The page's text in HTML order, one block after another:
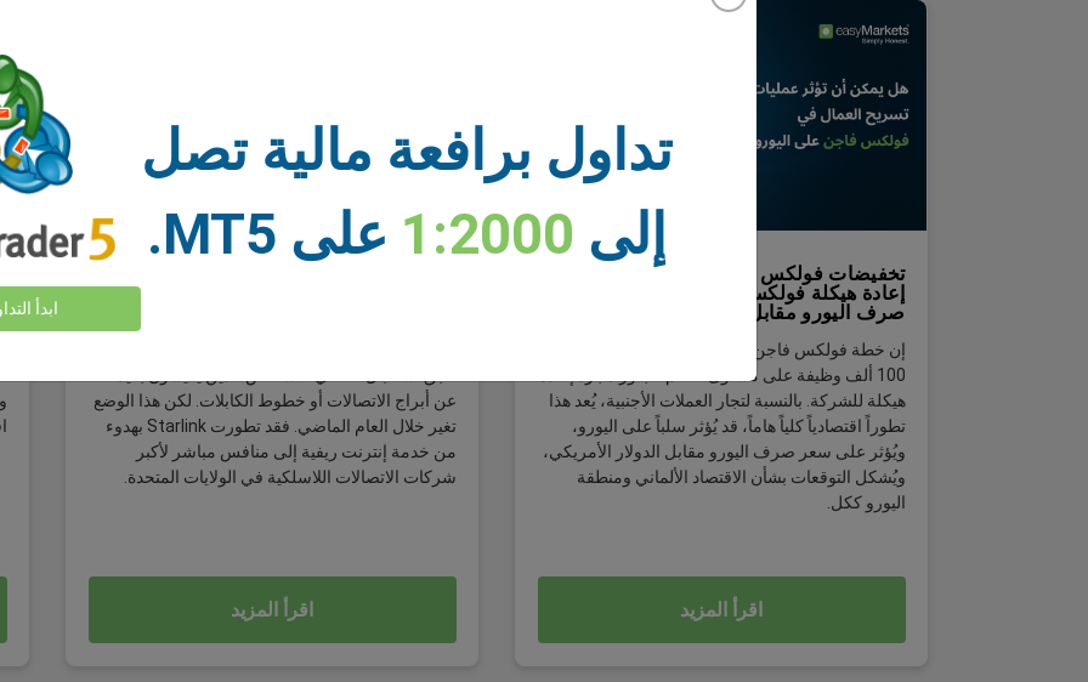
تخفيضات فولكس فاجن للوظائف: ماذا تعني
إعادة هيكلة فولكس فاجن لليورو وسعر
صرف اليورو مقابل الدولار الأمريكي؟
إن خطة فولكس فاجن المحتملة لخفض ما يصل إلى
100 ألف وظيفة على مستوى العالم تتجاوز مجرد إعادة
هيكلة للشركة. بالنسبة لتجار العملات الأجنبية، يُعد هذا
تطوراً اقتصادياً كلياً هاماً، قد يُؤثر سلباً على اليورو،
ويُؤثر على سعر صرف اليورو مقابل الدولار الأمريكي،
ويُشكل التوقعات بشأن الاقتصاد الألماني ومنطقة
اليورو ككل.
اقرأ المزيد
الاتصالات؟ ماذا يعني Starlink لشركات
عن أبراج الاتصالات أو خطوط الكابلات. لكن هذا الوضع
تغير خلال العام الماضي. فقد تطورت Starlink بهدوء
من خدمة إنترنت ريفية إلى منافس مباشر لأكبر
شركات الاتصالات اللاسلكية في الولايات المتحدة.
اقرأ المزيد
تداول برافعة مالية تصل
إلى 1:2000 على MT5.
ابدأ